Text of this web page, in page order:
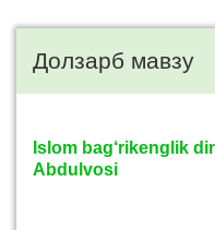
Долзарб мавзу
Islom bag‘rikenglik
Abdulvosi